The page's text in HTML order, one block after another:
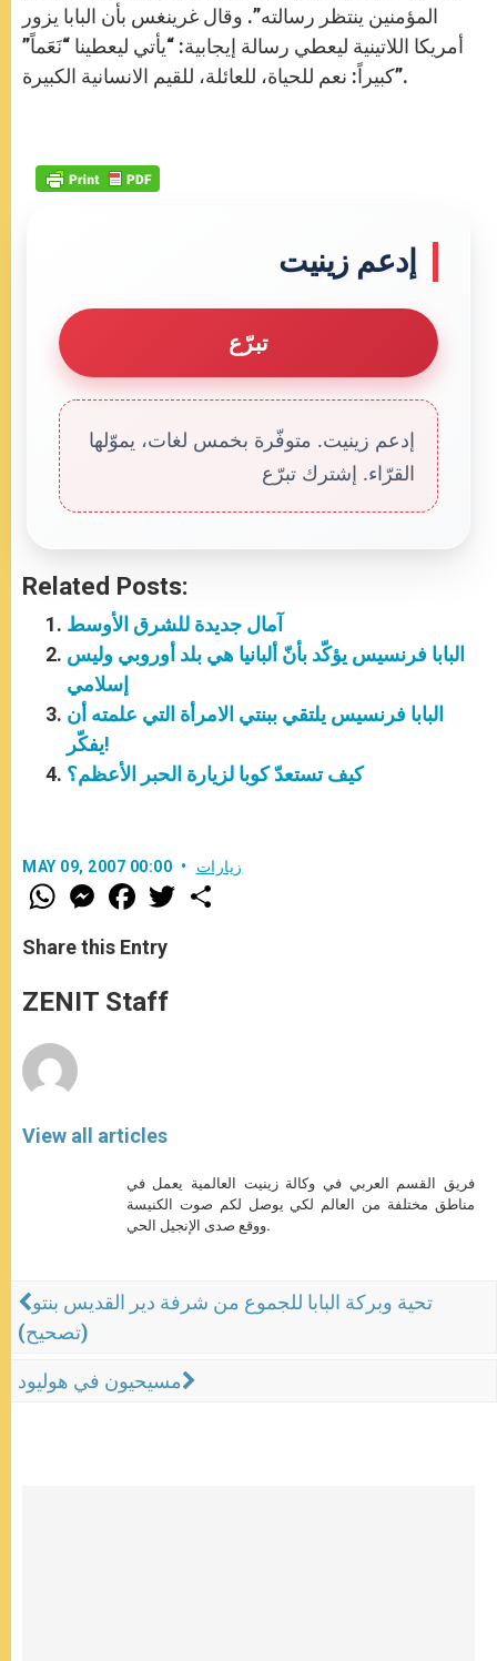
المؤمنين ينتظر رسالته”. وقال غرينغس بأن البابا يزور
أمريكا اللاتينية ليعطي رسالة إيجابية: “يأتي ليعطينا “نَعَماً”
كبيراً: نعم للحياة، للعائلة، للقيم الانسانية الكبيرة”.
إدعم زينيت
تبرّع
إدعم زينيت. متوفّرة بخمس لغات، يموّلها
القرّاء. إشترك تبرّع
Related Posts:
آمال جديدة للشرق الأوسط
البابا فرنسيس يؤكّد بأنّ ألبانيا هي بلد أوروبي وليس
إسلامي
البابا فرنسيس يلتقي ببنتي الامرأة التي علمته أن
يفكّر!
كيف تستعدّ كوبا لزيارة الحبر الأعظم؟
MAY 09, 2007 00:00 زيارات
W
h
t
s
p
p
M
e
s
e
g
e
F
a
e
b
o
k
w
Share this Entry
ZENIT Staff
View all articles
فريق القسم العربي في وكالة زينيت العالمية يعمل في
مناطق مختلفة من العالم لكي يوصل لكم صوت الكنيسة
ووقع صدى الإنجيل الحي.
تحية وبركة البابا للجموع من شرفة دير القديس بنتو
(تصحيح)
مسيحيون في هوليود